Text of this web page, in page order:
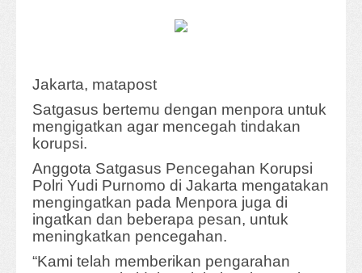
Jakarta, matapost
Satgasus bertemu dengan menpora untuk
mengigatkan agar mencegah tindakan
korupsi.
Anggota Satgasus Pencegahan Korupsi
Polri Yudi Purnomo di Jakarta mengatakan
mengingatkan pada Menpora juga di
ingatkan dan beberapa pesan, untuk
meningkatkan pencegahan.
“Kami telah memberikan pengarahan